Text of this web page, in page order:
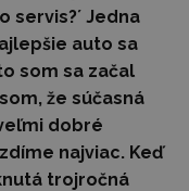
servis?´ Jedna
auto sa
som sa začal
že súčasná
dobré
najviac. Keď
trojročná